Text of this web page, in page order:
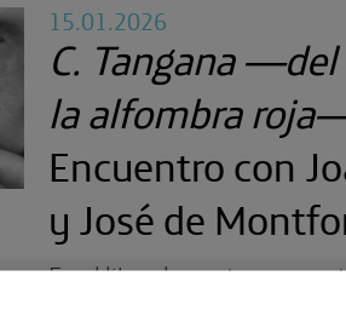
15.01.2026
C. Tangana
la alfombra
Encuentro con
y José de
En el libro, los autores